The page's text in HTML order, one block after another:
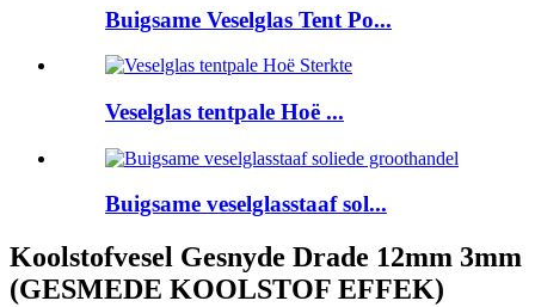
Buigsame Veselglas Tent Po...
Veselglas tentpale Hoë ...
Buigsame veselglasstaaf sol...
Koolstofvesel Gesnyde Drade 12mm 3mm
(GESMEDE KOOLSTOF EFFEK)